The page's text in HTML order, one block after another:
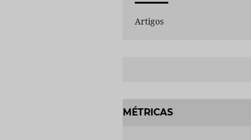
Artigos
MÉTRICAS